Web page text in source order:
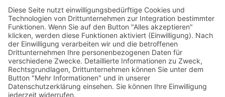
Leonhard Fromm
Goethestr. 27
73614 Schorndorf
Telefon. 07181 4769906